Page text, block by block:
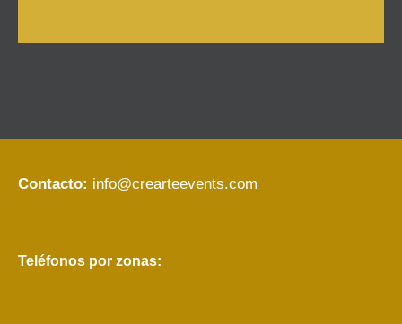
Contacto: info@crearteevents.com
Teléfonos por zonas: